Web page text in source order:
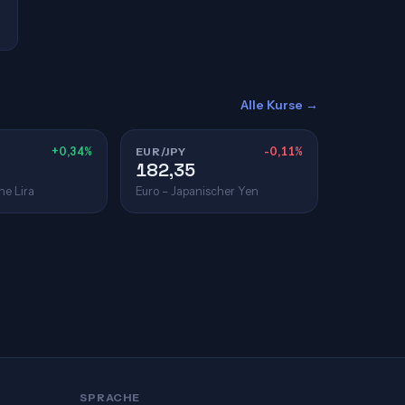
Alle Kurse →
+0,34%
Lira
EUR/JPY -0,11%
182,35
Euro – Japanischer Yen
SPRACHE